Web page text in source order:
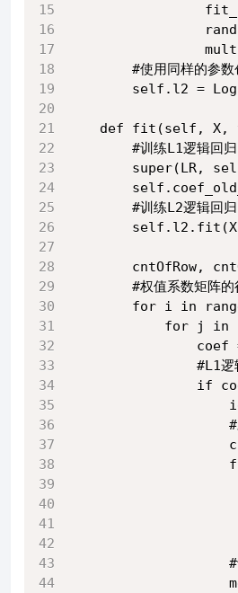
#使用同样的参数
self.l2 =
def fit(self, X,
        #训练L1逻辑回归
super(LR,
        #训练L2逻辑回归
cntOfRow,
#权值系数矩阵的
for i in
for j in
coef
#L1逻
if
#
#